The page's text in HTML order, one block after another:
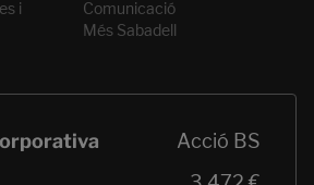
i
Comunicació
Més Sabadell